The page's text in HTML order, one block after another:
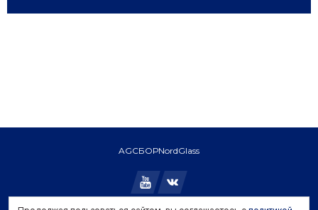
AGCБОРNordGlass